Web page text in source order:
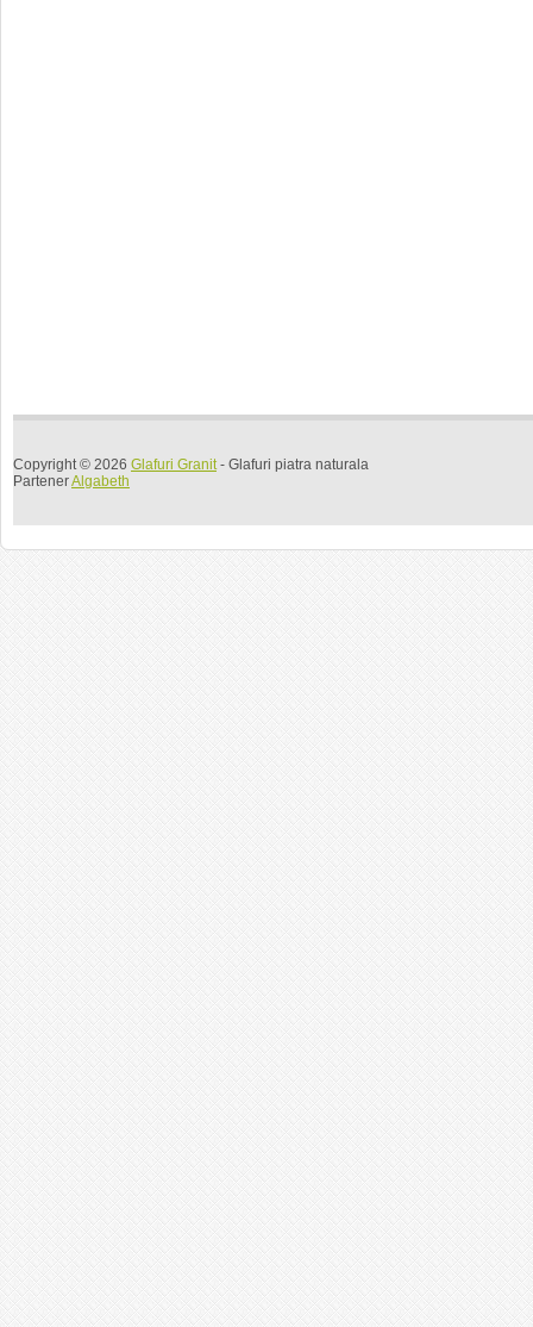
Copyright © 2026 Glafuri Granit- Glafuri piatra naturala
PartenerAlgabeth